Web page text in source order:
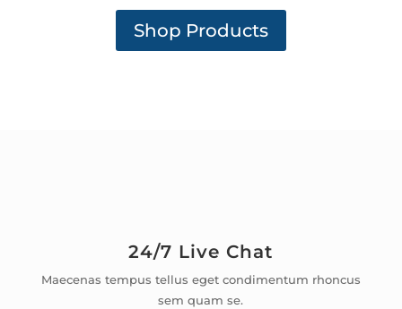
Shop Products
24/7 Live Chat
Maecenas tempus tellus eget condimentum rhoncus
sem quam se.